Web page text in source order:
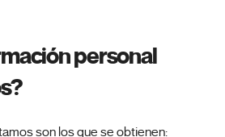
personal
son los que se obtienen: